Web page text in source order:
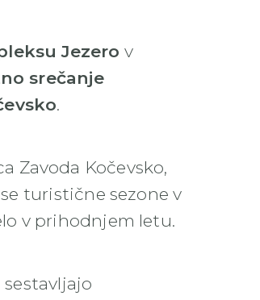
Jezero v
srečanje
.
Zavoda Kočevsko,
turistične sezone v
v prihodnjem letu.
sestavljajo